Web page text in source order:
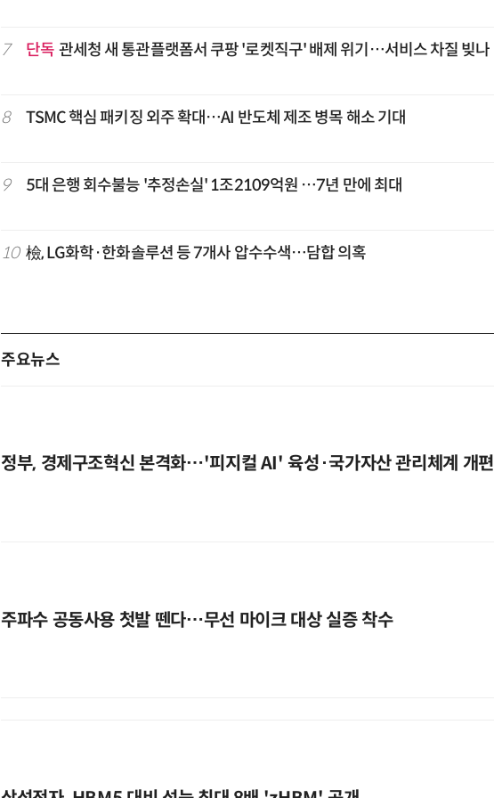
7 단독 관세청 새 통관플랫폼서 쿠팡 '로켓직구' 배제 위기…서비스 차질 빚나
8 TSMC 핵심 패키징 외주 확대…AI 반도체 제조 병목 해소 기대
9 5대 은행 회수불능 '추정손실' 1조2109억원 …7년 만에 최대
10 檢, LG화학·한화솔루션 등 7개사 압수수색…담합 의혹
주요뉴스
정부, 경제구조혁신 본격화…'피지컬 AI' 육성·국가자산 관리체계 개편
주파수 공동사용 첫발 뗀다…무선 마이크 대상 실증 착수